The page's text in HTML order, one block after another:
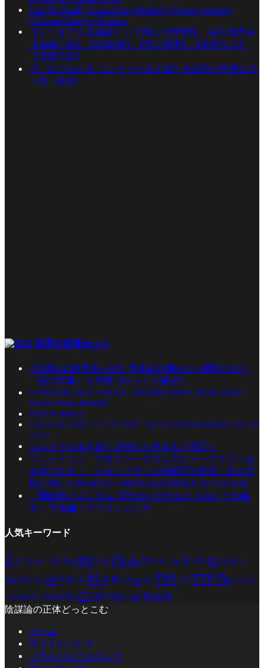
Can We Really Control the Weather? #Geoengineering
#ClimateChange #Science
【いつまでも陰謀論】デマ増山の異常性、会見感想会
【斎藤元彦】【NHK党】【片山安孝】【香椎なつ】
【斎藤元彦】
【これでわかる ロスチャイルド家】金融界の華麗なる
一族〈経済〉
世界の真実ねっと
【日航123便墜落事故】墜落前の機内から撮影された
『謎の写真』を考察【ゆっくり解説】
[EPISODE] &TEAM KR 2nd Mini Album ‘Mark on Me’
Trailer Shoot Behind
Time is money
כך בכיר חמאס משתמש בתחקיר “הארץ” כדי להכחיש את הטבח
בנובה
ロスチャイルド家～迫害から生まれた物語～
ベンジャミン・フルフォードさんのジャーナリズムは
本物である！ イルミナティの補助霊の意図、謎の言
動に関してBenjamin Fulford’s journalism is the real deal!
『機動戦士ガンダム 閃光のハサウェイ キルケーの魔
女』予告編｜プライムビデオ
人気キーワード
2 4 7 8 AC AI AR BE CE Ch de ED es et ht IC ID in IS it La
ma NG OL on OUTPS r Re rt stto TPS TS TTPTu UN UR
US www Youtube の 都市伝説 陰謀 陰謀論
陰謀論の正体どっとこむ
ホーム
サイトについて
プライバシーポリシー